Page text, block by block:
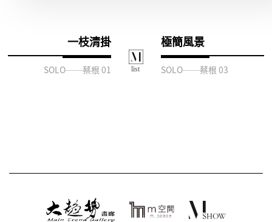
一枝清掛
SOLO──蔡根 01
極簡風景
SOLO──蔡根 03